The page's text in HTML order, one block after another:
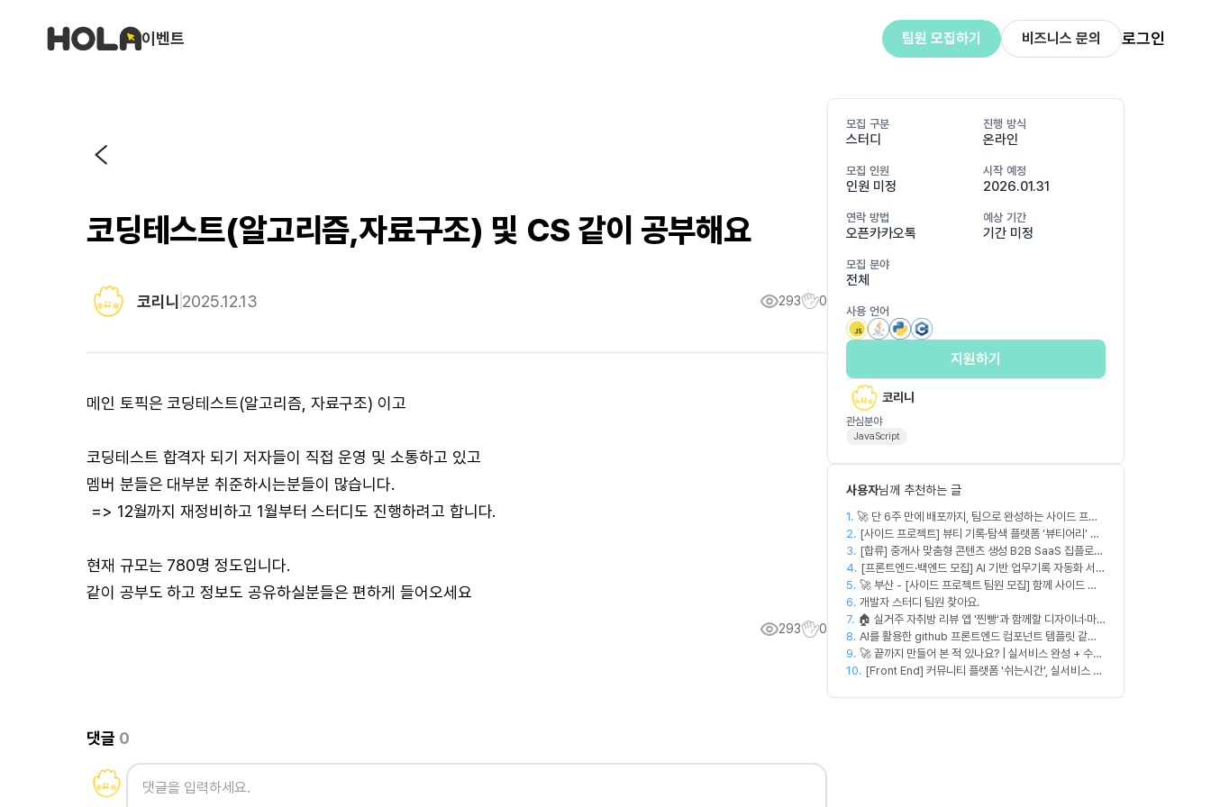
이벤트 팀원 모집하기 비즈니스 문의 로그인
코딩테스트(알고리즘,자료구조) 및 CS 같이 공부해요
코리니 2025.12.13 293 0
메인 토픽은 코딩테스트(알고리즘, 자료구조) 이고
코딩테스트 합격자 되기 저자들이 직접 운영 및 소통하고 있고
멤버 분들은 대부분 취준하시는분들이 많습니다.
=> 12월까지 재정비하고 1월부터 스터디도 진행하려고 합니다.
현재 규모는 780명 정도입니다.
같이 공부도 하고 정보도 공유하실분들은 편하게 들어오세요
293 0
댓글 0
모집 구분
스터디
진행 방식
온라인
모집 인원
인원 미정
시작 예정
2026.01.31
연락 방법
오픈카카오톡
예상 기간
기간 미정
모집 분야
전체
사용 언어
지원하기
코리니
관심분야
JavaScript
사용자님께 추천하는 글
1. 🚀 단 6주 만에 배포까지, 팀으로 완성하는 사이드 프로
젝트 [스위프 웹 15기] 🚀
2. [사이드 프로젝트] 뷰티 기록·탐색 플랫폼 ‘뷰티어리’ 디
자이너·프론트엔드·백엔드 팀원을 모집합니다
3. [합류] 중개사 맞춤형 콘텐츠 생성 B2B SaaS 집플로우
과 함께 하실 멤버를 모집합니다!
4. [프론트엔드·백엔드 모집] AI 기반 업무기록 자동화 서비
스 MVP 개발
5. 🚀 부산 - [사이드 프로젝트 팀원 모집] 함께 사이드 프
로젝트 진행할 팀원 모집합니다. 🚀
6. 개발자 스터디 팀원 찾아요.
7. 🏠 실거주 자취방 리뷰 앱 '찐빵'과 함께할 디자이너·마
케터를 모십니다
8. AI를 활용한 github 프론트엔드 컴포넌트 템플릿 같이
만드실분
9. 🚀 끝까지 만들어 본 적 있나요? | 실서비스 완성 + 수익
창출 모임 💰
10. [Front End] 커뮤니티 플랫폼 '쉬는시간', 실서비스 출